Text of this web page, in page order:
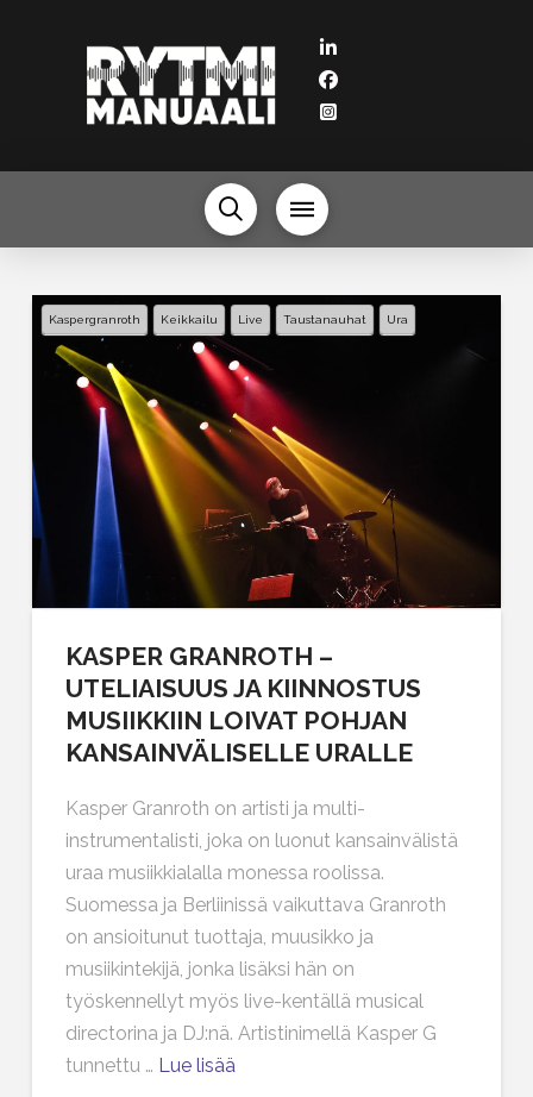
KASPER GRANROTH –
UTELIAISUUS JA KIINNOSTUS
MUSIIKKIIN LOIVAT POHJAN
KANSAINVÄLISELLE URALLE
Kasper Granroth on artisti ja multi-
instrumentalisti, joka on luonut kansainvälistä
uraa musiikkialalla monessa roolissa.
Suomessa ja Berliinissä vaikuttava Granroth
on ansioitunut tuottaja, muusikko ja
musiikintekijä, jonka lisäksi hän on
työskennellyt myös live-kentällä musical
directorina ja DJ:nä. Artistinimellä Kasper G
tunnettu … Lue lisää
Kaspergranroth Keikkailu Live Taustanauhat Ura